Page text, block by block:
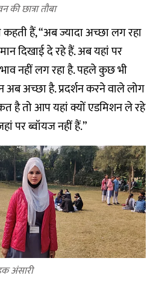
की छात्रा तौबा
कहती हैं, “अब ज्यादा अच्छा लग रहा
दिखाई दे रहे हैं. अब यहां पर
नहीं लग रहा है. पहले कुछ भी
अच्छा है. प्रदर्शन करने वाले लोग
है तो आप यहां क्यों एडमिशन ले रहे
पर ब्वॉयज नहीं हैं.”
अंसारी